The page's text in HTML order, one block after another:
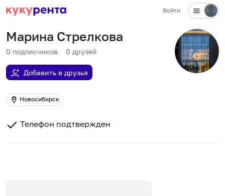
Войти
Марина Стрелкова
0 подписчиков 0 друзей
Добавить в друзья
Новосибирск
Телефон подтвержден